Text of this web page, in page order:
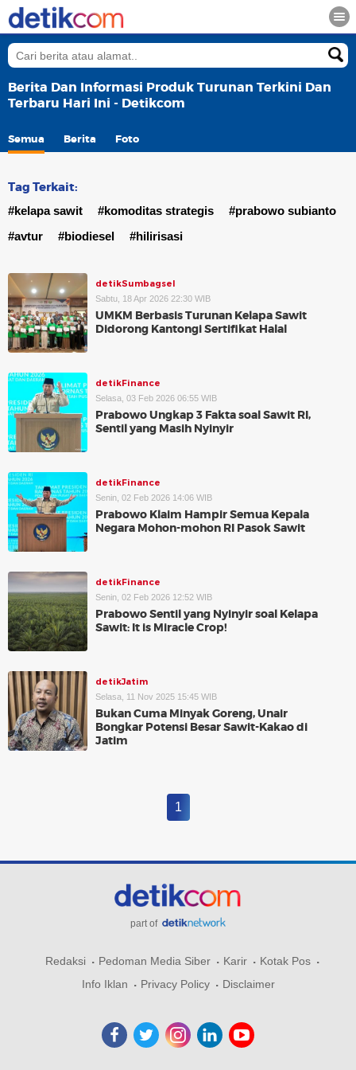
Berita Dan Informasi Produk Turunan Terkini Dan
Terbaru Hari Ini - Detikcom
Semua Berita Foto
Tag Terkait:
#kelapa sawit #komoditas strategis
#prabowo subianto
#avtur
#biodiesel #hilirisasi
detikSumbagsel
Sabtu, 18 Apr 2026 22:30 WIB
UMKM Berbasis Turunan Kelapa Sawit
Didorong Kantongi Sertifikat Halal
detikFinance
Selasa, 03 Feb 2026 06:55 WIB
Prabowo Ungkap 3 Fakta soal Sawit RI,
Sentil yang Masih Nyinyir
detikFinance
Senin, 02 Feb 2026 14:06 WIB
Prabowo Klaim Hampir Semua Kepala
Negara Mohon-mohon RI Pasok Sawit
detikFinance
Senin, 02 Feb 2026 12:52 WIB
Prabowo Sentil yang Nyinyir soal Kelapa
Sawit: It is Miracle Crop!
detikJatim
Selasa, 11 Nov 2025 15:45 WIB
Bukan Cuma Minyak Goreng, Unair
Bongkar Potensi Besar Sawit-Kakao di
Jatim
1
part of
Redaksi Pedoman Media Siber Karir
Kotak Pos
Info Iklan
Privacy Policy Disclaimer